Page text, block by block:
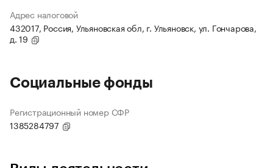
Адрес налоговой
432017, Россия, Ульяновская обл, г. Ульяновск, ул. Гончарова,
д. 19
Социальные фонды
Регистрационный номер СФР
1385284797